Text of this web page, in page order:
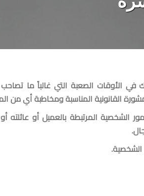
في الأوقات الصعبة التي غالباً ما
القانونية المناسبة ومخاطبة أي من
الشخصية المرتبطة بالعميل أو عائلته
الشخصية.